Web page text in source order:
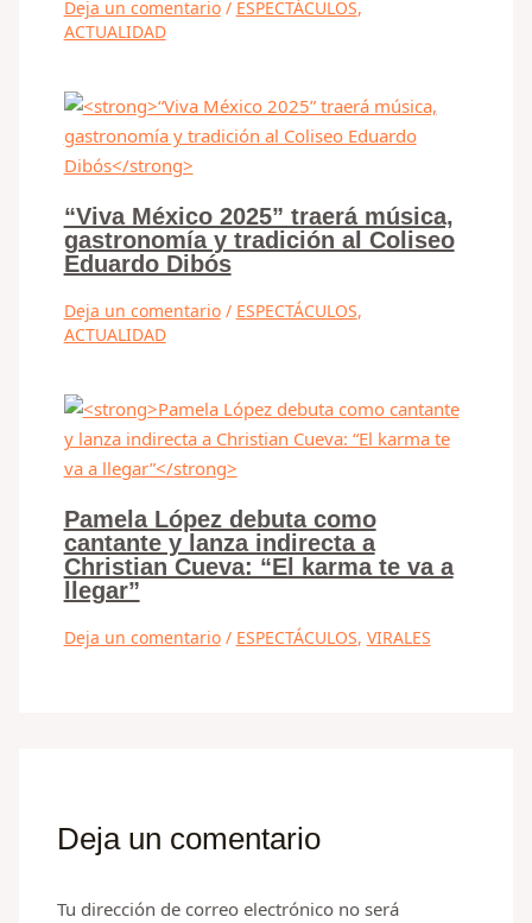
Deja un comentario / ESPECTÁCULOS,
ACTUALIDAD
“Viva México 2025” traerá música,
gastronomía y tradición al Coliseo
Eduardo Dibós
Deja un comentario / ESPECTÁCULOS,
ACTUALIDAD
Pamela López debuta como
cantante y lanza indirecta a
Christian Cueva: “El karma te va a
llegar”
Deja un comentario / ESPECTÁCULOS, VIRALES
Deja un comentario
Tu dirección de correo electrónico no será